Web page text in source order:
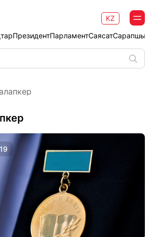
ПрезидентПарламентСаясат
KZ